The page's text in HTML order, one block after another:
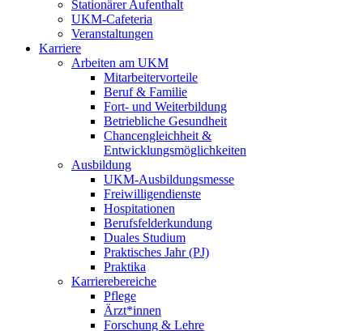
Stationärer Aufenthalt
UKM-Cafeteria
Veranstaltungen
Karriere
Arbeiten am UKM
Mitarbeitervorteile
Beruf & Familie
Fort- und Weiterbildung
Betriebliche Gesundheit
Chancengleichheit &
Entwicklungsmöglichkeiten
Ausbildung
UKM-Ausbildungsmesse
Freiwilligendienste
Hospitationen
Berufsfelderkundung
Duales Studium
Praktisches Jahr (PJ)
Praktika
Karrierebereiche
Pflege
Ärzt*innen
Forschung & Lehre